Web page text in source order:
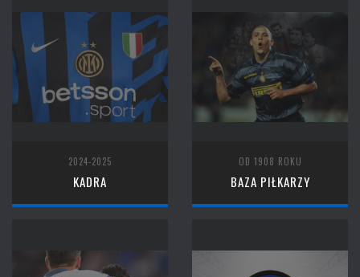
2024-2025
KADRA
OD 1908 ROKU
BAZA PIŁKARZY